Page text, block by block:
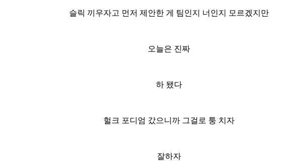
슬릭 끼우자고 먼저 제안한 게 팀인지 너인지 모르겠지만
오늘은 진짜
하 됐다
헐크 포디엄 갔으니까 그걸로 퉁 치자
잘하자